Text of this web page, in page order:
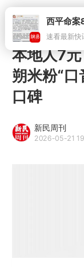
本地人7
朔米粉“
口碑
新民周刊
2026-05-21